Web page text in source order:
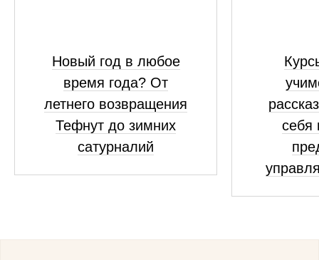
Новый год в любое
время года? От
летнего возвращения
Тефнут до зимних
сатурналий
себя